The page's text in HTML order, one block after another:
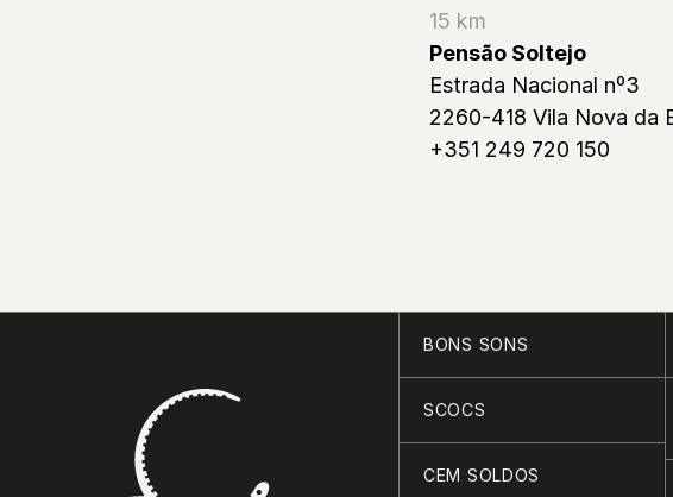
15 km
Pensão Soltejo
Estrada Nacional nº3
2260-418 Vila Nova da
+351 249 720 150
BONS SONS
SCOCS
CEM SOLDOS